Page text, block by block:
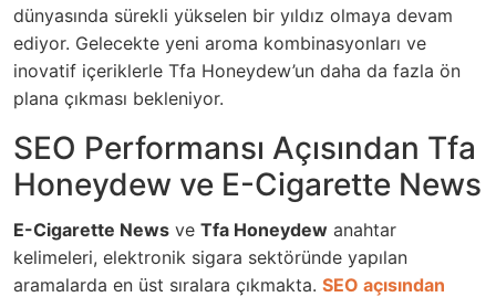
dünyasında sürekli yükselen bir yıldız olmaya devam
ediyor. Gelecekte yeni aroma kombinasyonları ve
inovatif içeriklerle Tfa Honeydew’un daha da fazla ön
plana çıkması bekleniyor.
SEO Performansı Açısından Tfa
Honeydew ve E-Cigarette News
E-Cigarette News ve Tfa Honeydew anahtar
kelimeleri, elektronik sigara sektöründe yapılan
aramalarda en üst sıralara çıkmakta. SEO açısından